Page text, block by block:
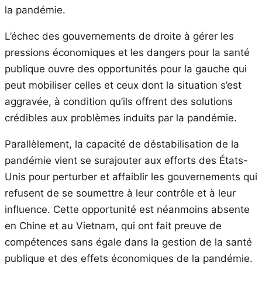
la pandémie.
L’échec des gouvernements de droite à gérer les
pressions économiques et les dangers pour la santé
publique ouvre des opportunités pour la gauche qui
peut mobiliser celles et ceux dont la situation s’est
aggravée, à condition qu’ils offrent des solutions
crédibles aux problèmes induits par la pandémie.
Parallèlement, la capacité de déstabilisation de la
pandémie vient se surajouter aux efforts des États-
Unis pour perturber et affaiblir les gouvernements qui
refusent de se soumettre à leur contrôle et à leur
influence. Cette opportunité est néanmoins absente
en Chine et au Vietnam, qui ont fait preuve de
compétences sans égale dans la gestion de la santé
publique et des effets économiques de la pandémie.